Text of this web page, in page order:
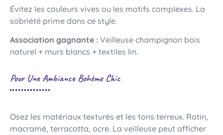
Évitez les couleurs vives ou les motifs complexes. La
sobriété prime dans ce style.
Association gagnante : Veilleuse champignon bois
naturel + murs blancs + textiles lin.
Pour Une Ambiance Bohème Chic
Osez les matériaux texturés et les tons terreux. Rotin,
macramé, terracotta, ocre. La veilleuse peut afficher